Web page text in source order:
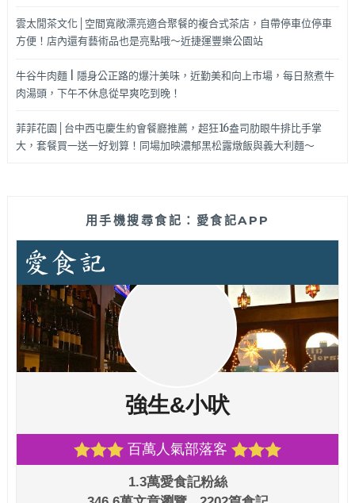
雲太閒茶文化│空間寬敞漂亮適合聚餐的複合式茶店，自帶停車位停車
方便！店內還有藝術品也是亮點哦～近捷運豐樂公園站
牛谷牛肉麵 | 隱身公正路的爆汁美味，近勤美和向上市場，每日熬煮牛
肉湯頭，下午不休息從早爽吃到晚！
菲菲花園│台中西屯慶生約會餐廳推薦，超狂16盎司肋眼牛排比手掌
大，套餐買一送一好划算！同場加映濃郁黑松露燉飯與義大利麵～
用手機搜尋食記：愛食記APP